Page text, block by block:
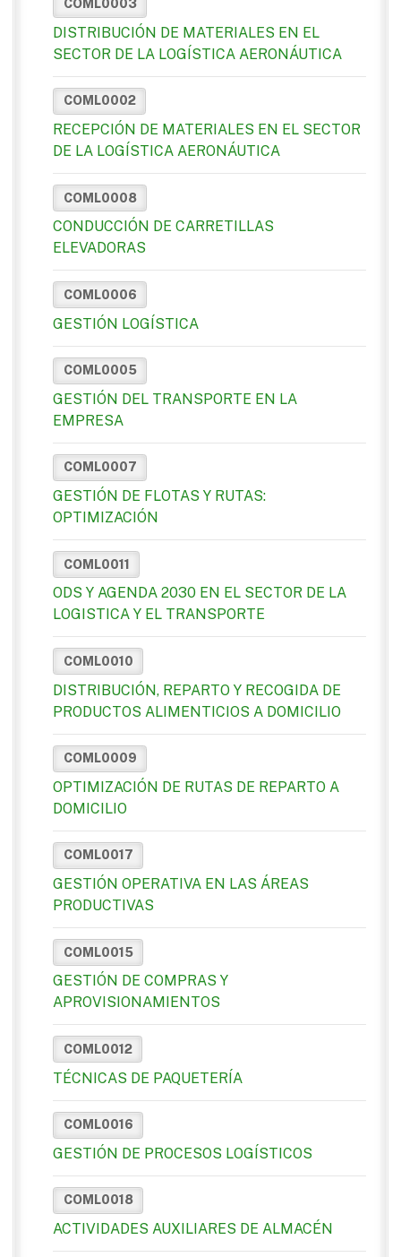
COML0003
DISTRIBUCIÓN DE MATERIALES EN EL
SECTOR DE LA LOGÍSTICA AERONÁUTICA
COML0002
RECEPCIÓN DE MATERIALES EN EL SECTOR
DE LA LOGÍSTICA AERONÁUTICA
COML0008
CONDUCCIÓN DE CARRETILLAS
ELEVADORAS
COML0006
GESTIÓN LOGÍSTICA
COML0005
GESTIÓN DEL TRANSPORTE EN LA
EMPRESA
COML0007
GESTIÓN DE FLOTAS Y RUTAS:
OPTIMIZACIÓN
COML0011
ODS Y AGENDA 2030 EN EL SECTOR DE LA
LOGISTICA Y EL TRANSPORTE
COML0010
DISTRIBUCIÓN, REPARTO Y RECOGIDA DE
PRODUCTOS ALIMENTICIOS A DOMICILIO
COML0009
OPTIMIZACIÓN DE RUTAS DE REPARTO A
DOMICILIO
COML0017
GESTIÓN OPERATIVA EN LAS ÁREAS
PRODUCTIVAS
COML0015
GESTIÓN DE COMPRAS Y
APROVISIONAMIENTOS
COML0012
TÉCNICAS DE PAQUETERÍA
COML0016
GESTIÓN DE PROCESOS LOGÍSTICOS
COML0018
ACTIVIDADES AUXILIARES DE ALMACÉN